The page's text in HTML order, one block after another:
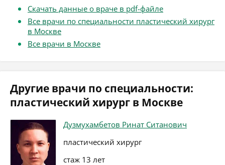
Скачать данные о враче в pdf-файле
Все врачи по специальности пластический хирург
в Москве
Все врачи в Москве
Другие врачи по специальности:
пластический хирург в Москве
Дузмухамбетов Ринат Ситанович
пластический хирург
стаж 13 лет